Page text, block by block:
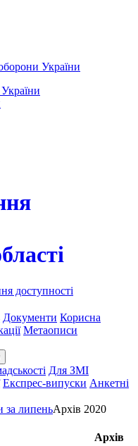
України
доступності
Документи Корисна
Метаописи
Для ЗМІ
Експрес-випуски Анкетні
за липеньАрхів 2020
Архів